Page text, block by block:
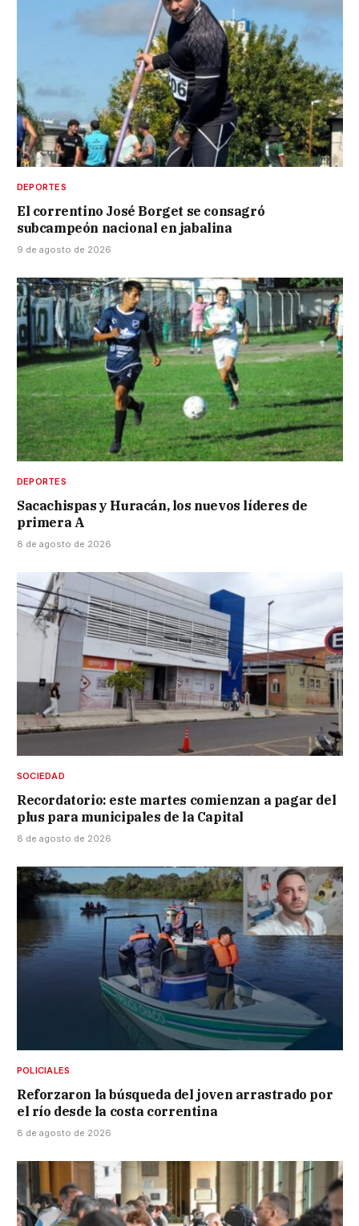
DEPORTES
El correntino José Borget se consagró
subcampeón nacional en jabalina
9 de agosto de 2026
DEPORTES
Sacachispas y Huracán, los nuevos líderes de
primera A
8 de agosto de 2026
SOCIEDAD
Recordatorio: este martes comienzan a pagar del
plus para municipales de la Capital
8 de agosto de 2026
POLICIALES
Reforzaron la búsqueda del joven arrastrado por
el río desde la costa correntina
8 de agosto de 2026